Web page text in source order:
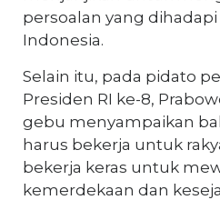
persoalan yang dihadapi
Indonesia.
Selain itu, pada pidato
Presiden RI ke-8,
gebu menyampaikan
harus bekerja untuk
bekerja keras untuk
kemerdekaan dan